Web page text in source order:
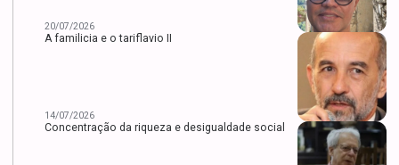
20/07/2026
A familicia e o tariflavio II
14/07/2026
Concentração da riqueza e desigualdade social